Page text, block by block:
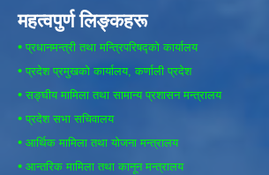
महत्वपुर्ण लिङ्कहरू
• प्रधानमन्त्री तथा मन्त्रिपरिषद्को कार्यालय
• प्रदेश प्रमुखको कार्यालय, कर्णाली प्रदेश
• सङ्घीय मामिला तथा सामान्य प्रशासन मन्त्रालय
• प्रदेश सभा सचिवालय
• आर्थिक मामिला तथा योजना मन्त्रालय
• आन्तरिक मामिला तथा कानून मन्त्रालय